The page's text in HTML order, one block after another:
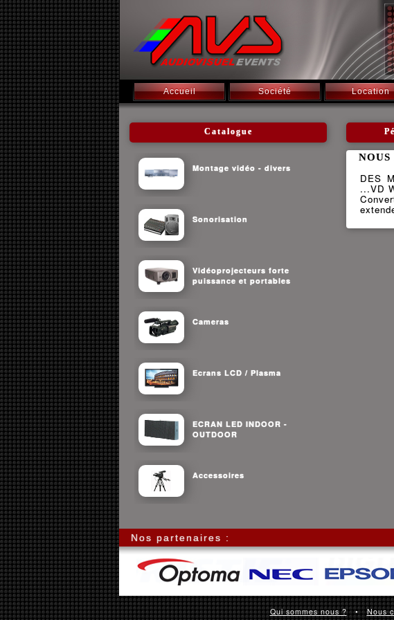
Accueil Société Location
Catalogue
Montage vidéo - divers
Sonorisation
Vidéoprojecteurs forte
puissance et portables
Cameras
Ecrans LCD / Plasma
ECRAN LED INDOOR -
OUTDOOR
Accessoires
DES
...VD
Nos partenaires :
Qui sommes nous ?•Nous